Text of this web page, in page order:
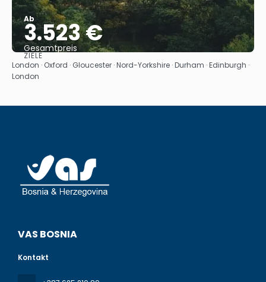
Ab
3.523 €
Gesamtpreis
Reise ansehen
ZIELE
London · Oxford · Gloucester · Nord-Yorkshire · Durham · Edinburgh ·
London
VAS BOSNIA
Kontakt